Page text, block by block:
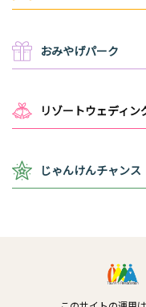
おみやげパーク
リゾートウェディン
じゃんけんチャンス